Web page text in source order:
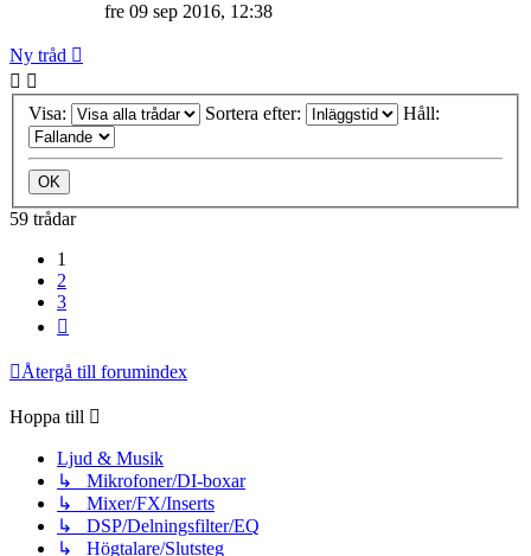
fre 09 sep 2016, 12:38
Ny tråd
Visa: Sortera efter: Håll:
59 trådar
1
2
3
Återgå till forumindex
Hoppa till
Ljud & Musik
↳ Mikrofoner/DI-boxar
↳ Mixer/FX/Inserts
↳ DSP/Delningsfilter/EQ
↳ Högtalare/Slutsteg